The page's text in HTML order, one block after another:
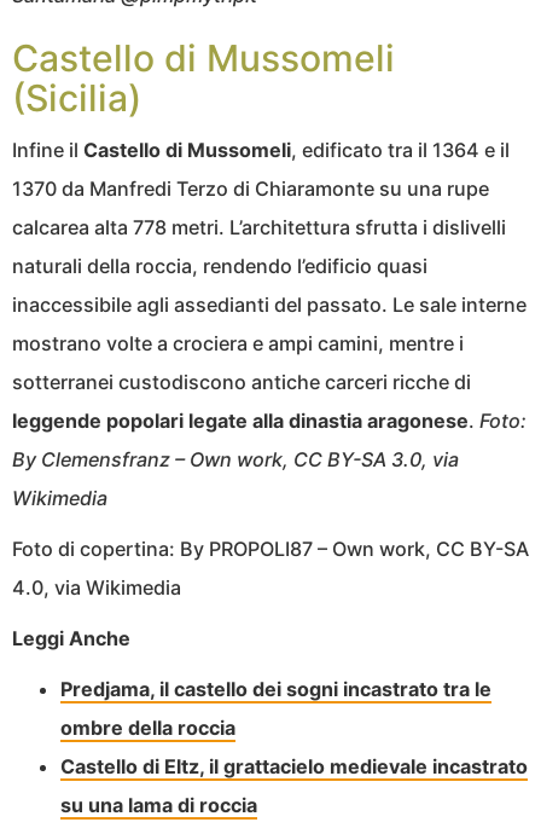
Castello di Mussomeli
(Sicilia)
Infine il Castello di Mussomeli, edificato tra il 1364 e il
1370 da Manfredi Terzo di Chiaramonte su una rupe
calcarea alta 778 metri. L’architettura sfrutta i dislivelli
naturali della roccia, rendendo l’edificio quasi
inaccessibile agli assedianti del passato. Le sale interne
mostrano volte a crociera e ampi camini, mentre i
sotterranei custodiscono antiche carceri ricche di
leggende popolari legate alla dinastia aragonese. Foto:
By Clemensfranz – Own work, CC BY-SA 3.0, via
Wikimedia
Foto di copertina: By PROPOLI87 – Own work, CC BY-SA
4.0, via Wikimedia
Leggi Anche
Predjama, il castello dei sogni incastrato tra le
ombre della roccia
Castello di Eltz, il grattacielo medievale incastrato
su una lama di roccia